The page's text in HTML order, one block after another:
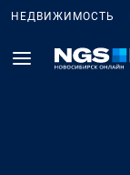
НЕДВИЖИМОСТЬ